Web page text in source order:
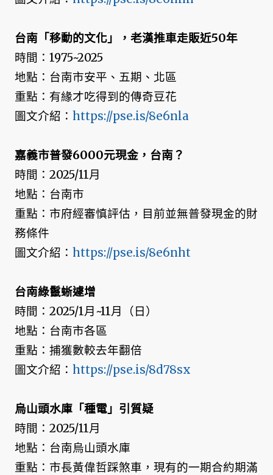
台南「移動的文化」，老漢推車走販近50年
時間：1975~2025
地點：台南市安平、五期、北區
重點：有緣才吃得到的傳奇豆花
圖文介紹： https://pse.is/8e6nla
嘉義市普發6000元現金，台南？
時間：2025/11月
地點：台南市
重點：市府經審慎評估，目前並無普發現金的財
務條件
圖文介紹： https://pse.is/8e6nht
台南綠鬣蜥遽增
時間：2025/1月~11月（日）
地點：台南市各區
重點：捕獲數較去年翻倍
圖文介紹： https://pse.is/8d78sx
烏山頭水庫「種電」引質疑
時間：2025/11月
地點：台南烏山頭水庫
重點：市長黃偉哲踩煞車，現有的一期合約期滿